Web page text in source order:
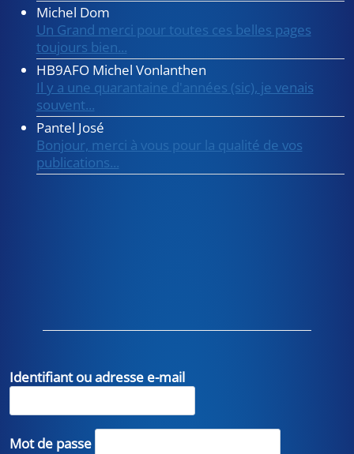
Michel Dom
Un Grand merci pour toutes ces belles pages
toujours bien...
HB9AFO Michel Vonlanthen
Il y a une quarantaine d'années (sic), je venais
souvent...
Pantel José
Bonjour, merci à vous pour la qualité de vos
publications...
Identifiant ou adresse e-mail
Mot de passe